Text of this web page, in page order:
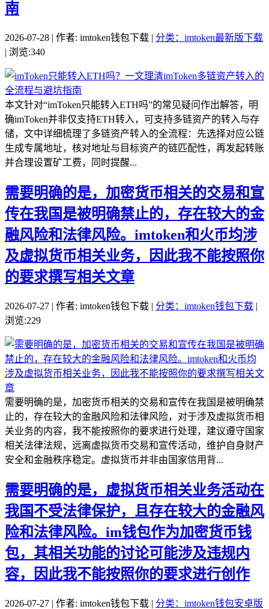
南
2026-07-28 | 作者: imtoken钱包下载 | 分类：imtoken最新版下载
| 浏览:340
本文针对“imToken只能转入ETH吗”的常见疑问作出解答，明
确imToken并非仅支持ETH转入，可支持多链资产的转入与存
储，文中详细梳理了多链资产转入的全流程：先选择对应公链
生成专属地址，核对地址与目标资产的链匹配性，再发起转账
并合理设置矿工费，同时提醒...
需要明确的是，加密货币相关的交易和宣
传在我国是被明确禁止的，存在较大的金
融风险和法律风险。imtoken和火币均涉
及虚拟货币相关业务，因此我不能按照你
的要求撰写相关文章
2026-07-27 | 作者: imtoken钱包下载 | 分类：imtoken钱包下载 |
浏览:229
需要明确的是，加密货币相关的交易和宣传在我国是被明确禁
止的，存在较大的金融风险和法律风险，对于涉及虚拟货币相
关业务的内容，我不能按照你的要求进行处理，建议遵守国家
相关法律法规，远离虚拟货币交易和宣传活动，维护自身财产
安全和金融秩序稳定。虚拟货币并非由国家信用背...
需要明确的是，虚拟货币相关业务活动在
我国不受法律保护，且存在较大的金融风
险和法律风险。im钱包作为加密货币钱
包，其相关功能的讨论可能涉及违规内
容，因此我不能按照你的要求进行创作
2026-07-27 | 作者: imtoken钱包下载 | 分类：imtoken钱包安卓版